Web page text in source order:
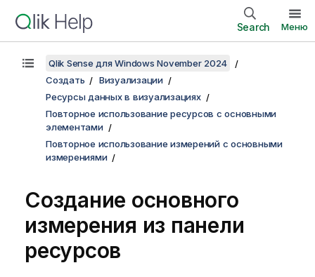
Search Меню
Qlik Sense для Windows November 2024
Создать
Визуализации
Ресурсы данных в визуализациях
Повторное использование ресурсов с основными
элементами
Повторное использование измерений с основными
измерениями
Создание основного
измерения из панели
ресурсов